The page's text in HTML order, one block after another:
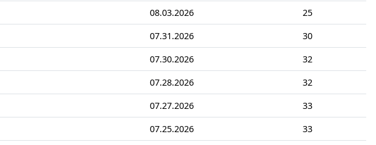
08.03.2026 25
07.31.2026 30
07.30.2026 32
07.28.2026 32
07.27.2026 33
07.25.2026 33